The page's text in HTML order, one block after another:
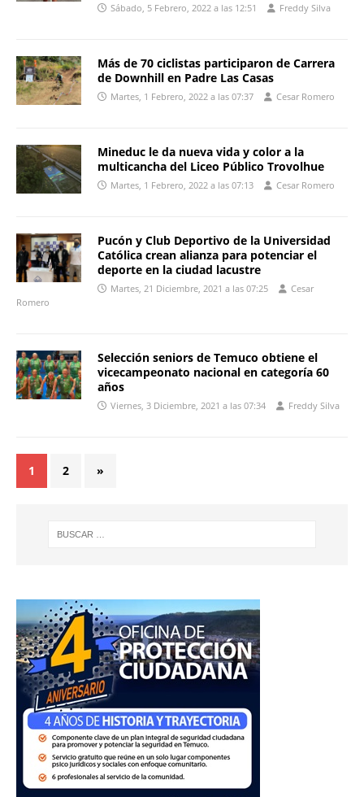
Sábado, 5 Febrero, 2022 a las 12:51 Freddy Silva
Más de 70 ciclistas participaron de Carrera
de Downhill en Padre Las Casas
Martes, 1 Febrero, 2022 a las 07:37 Cesar Romero
Mineduc le da nueva vida y color a la
multicancha del Liceo Público Trovolhue
Martes, 1 Febrero, 2022 a las 07:13 Cesar Romero
Pucón y Club Deportivo de la Universidad
Católica crean alianza para potenciar el
deporte en la ciudad lacustre
Martes, 21 Diciembre, 2021 a las 07:25
Cesar
Romero
Selección seniors de Temuco obtiene el
vicecampeonato nacional en categoría 60
años
Viernes, 3 Diciembre, 2021 a las 07:34 Freddy Silva
1 2 »